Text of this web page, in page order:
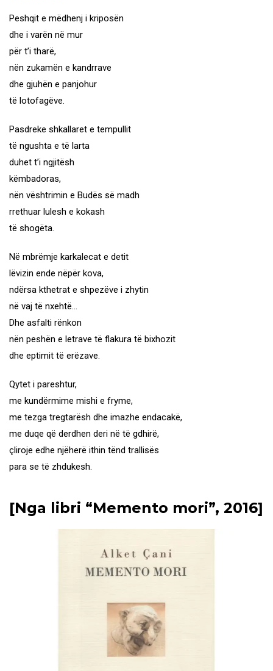
Peshqit e mëdhenj i kriposën
dhe i varën në mur
për t’i tharë,
nën zukamën e kandrrave
dhe gjuhën e panjohur
të lotofagëve.
Pasdreke shkallaret e tempullit
të ngushta e të larta
duhet t’i ngjitësh
këmbadoras,
nën vështrimin e Budës së madh
rrethuar lulesh e kokash
të shogëta.
Në mbrëmje karkalecat e detit
lëvizin ende nëpër kova,
ndërsa kthetrat e shpezëve i zhytin
në vaj të nxehtë…
Dhe asfalti rënkon
nën peshën e letrave të flakura të bixhozit
dhe eptimit të erëzave.
Qytet i pareshtur,
me kundërmime mishi e fryme,
me tezga tregtarësh dhe imazhe endacakë,
me duqe që derdhen deri në të gdhirë,
çliroje edhe njëherë ithin tënd trallisës
para se të zhdukesh.
[Nga libri “Memento mori”, 2016]